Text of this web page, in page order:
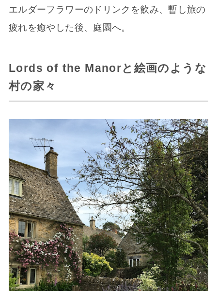
エルダーフラワーのドリンクを飲み、暫し旅の
疲れを癒やした後、庭園へ。
Lords of the Manorと絵画のような
村の家々